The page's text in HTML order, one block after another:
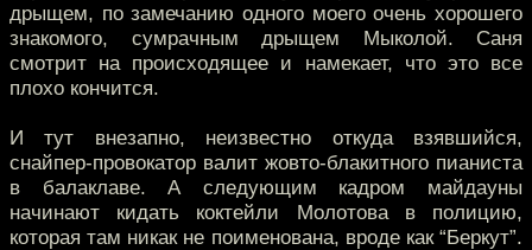
дрыщем, по замечанию одного моего очень хорошего
знакомого, сумрачным дрыщем Мыколой. Саня
смотрит на происходящее и намекает, что это все
плохо кончится.
И тут внезапно, неизвестно откуда взявшийся,
снайпер-провокатор валит жовто-блакитного пианиста
в балаклаве. А следующим кадром майдауны
начинают кидать коктейли Молотова в полицию,
которая там никак не поименована, вроде как “Беркут”.